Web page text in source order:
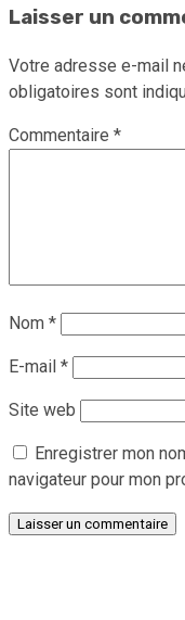
Laisser un
Votre adresse e-mail
obligatoires sont
Commentaire *
Nom *
E-mail *
Site web
Enregistrer mon
navigateur pour mon